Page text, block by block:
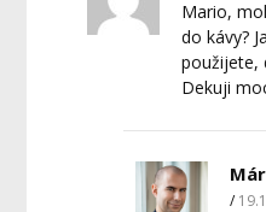
Mario,
do kávy?
použijete,
Dekuji